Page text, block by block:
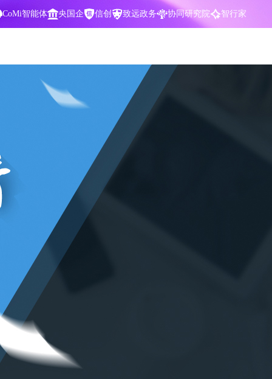
CoMi智能体 央国企 信创 致远政务 协同研究院 智行家
数据智能引擎
智能问数，精准权限管控
CoMi 智能门户
Agent驱动，千人千面，高效办公
项目营销一体化
数字化全连接，驱动营销智能决策
数字化办公
让数字资产为企业运营管理决策提供
中小企业解决方案
构建一体化协同运营管理平台
控